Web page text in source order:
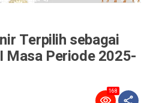
Terpilih sebagai
Masa Periode 2025-
168